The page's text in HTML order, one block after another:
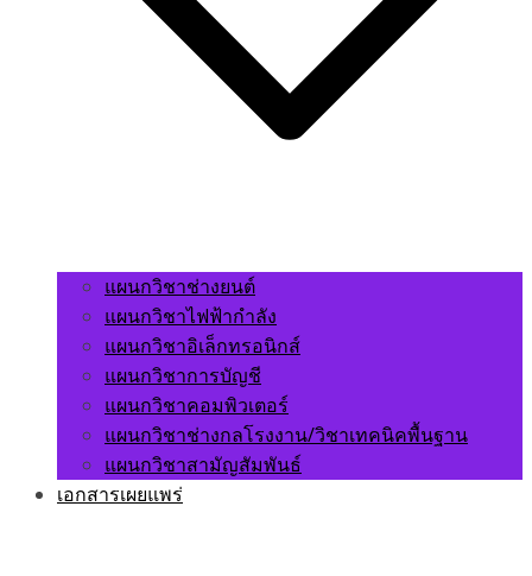
แผนกวิชาช่างยนต์
แผนกวิชาไฟฟ้ากำลัง
แผนกวิชาอิเล็กทรอนิกส์
แผนกวิชาการบัญชี
แผนกวิชาคอมพิวเตอร์
แผนกวิชาช่างกลโรงงาน/วิชาเทคนิคพื้นฐาน
แผนกวิชาสามัญสัมพันธ์
เอกสารเผยแพร่